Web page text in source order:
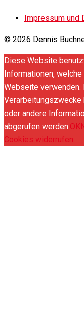
Impressum und
© 2026 Dennis
Diese Website
Informationen,
Webseite verwenden.
Verarbeitungszwecke
oder andere
abgerufen werden.OK
Cookies widerrufen